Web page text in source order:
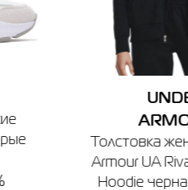
Толстовка
Armour UA
Hoodie